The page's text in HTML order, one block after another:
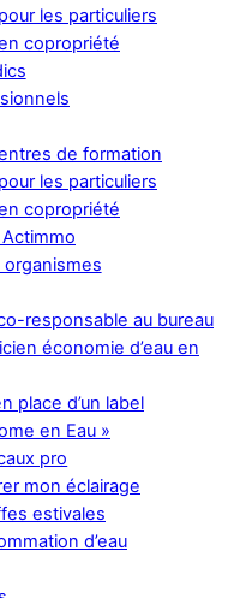
les particuliers
copropriété
de formation
les particuliers
copropriété
responsable au bureau
économie d’eau en
place d’un label
en Eau »
pro
mon éclairage
estivales
d’eau